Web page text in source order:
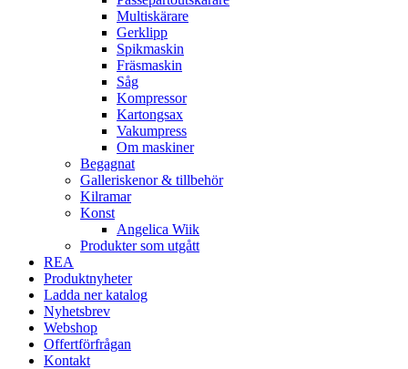
Multiskärare
Gerklipp
Spikmaskin
Fräsmaskin
Såg
Kompressor
Kartongsax
Vakumpress
Om maskiner
Begagnat
Galleriskenor & tillbehör
Kilramar
Konst
Angelica Wiik
Produkter som utgått
REA
Produktnyheter
Ladda ner katalog
Nyhetsbrev
Webshop
Offertförfrågan
Kontakt